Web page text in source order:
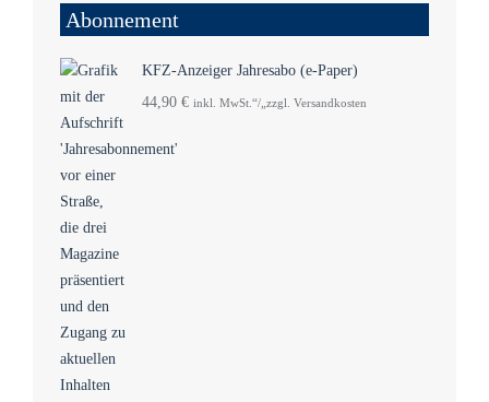
Abonnement
KFZ-Anzeiger Jahresabo (e-Paper)
44,90 € inkl. MwSt.“/„zzgl. Versandkosten